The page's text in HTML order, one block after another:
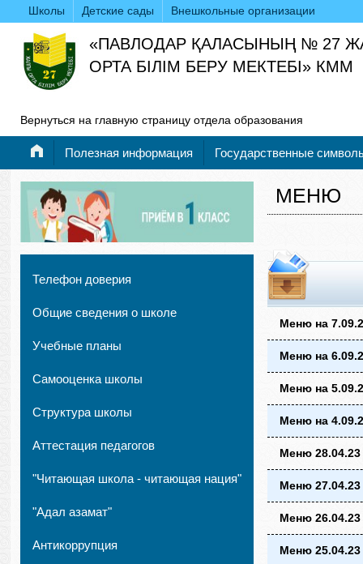
Школы Детские сады Внешкольные организации
«ПАВЛОДАР ҚАЛАСЫНЫҢ № 27
ОРТА БІЛІМ БЕРУ МЕКТЕБІ» КММ
Вернуться на главную страницу отдела образования
Полезная информация Государственные
Телефон доверия
Общие сведения о школе
Учебные планы
Самооценка школы
Структура школы
Аттестация педагогов
"Читающая школа - читающая нация"
"Адал азамат"
Антикоррупция
МЕНЮ
Меню на
Меню на
Меню на
Меню на
Меню 28.04.23
Меню 27.04.23
Меню 26.04.23
Меню 25.04.23